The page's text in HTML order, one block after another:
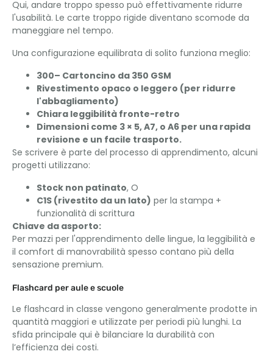
Qui, andare troppo spesso può effettivamente ridurre
l'usabilità. Le carte troppo rigide diventano scomode da
maneggiare nel tempo.
Una configurazione equilibrata di solito funziona meglio:
300– Cartoncino da 350 GSM
Rivestimento opaco o leggero (per ridurre
l'abbagliamento)
Chiara leggibilità fronte-retro
Dimensioni come 3 × 5, A7, o A6 per una rapida
revisione e un facile trasporto.
Se scrivere è parte del processo di apprendimento, alcuni
progetti utilizzano:
Stock non patinato, O
C1S (rivestito da un lato) per la stampa +
funzionalità di scrittura
Chiave da asporto:
Per mazzi per l'apprendimento delle lingue, la leggibilità e
il comfort di manovrabilità spesso contano più della
sensazione premium.
Flashcard per aule e scuole
Le flashcard in classe vengono generalmente prodotte in
quantità maggiori e utilizzate per periodi più lunghi. La
sfida principale qui è bilanciare la durabilità con
l’efficienza dei costi.